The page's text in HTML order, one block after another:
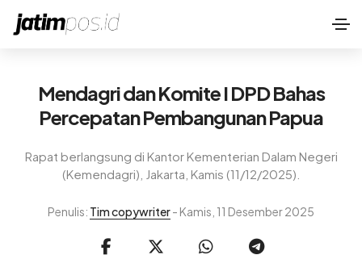
Mendagri dan Komite I DPD Bahas
Percepatan Pembangunan Papua
Rapat berlangsung di Kantor Kementerian Dalam Negeri
(Kemendagri), Jakarta, Kamis (11/12/2025).
Penulis: Tim copywriter- Kamis, 11 Desember 2025